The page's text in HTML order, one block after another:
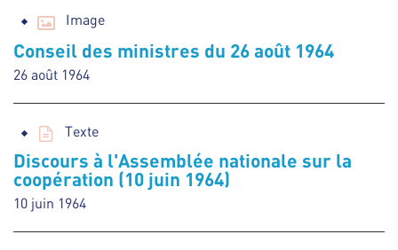
Image
Conseil des ministres du 26 août 1964
26 août 1964
Texte
Discours à l'Assemblée nationale sur la
coopération (10 juin 1964)
10 juin 1964